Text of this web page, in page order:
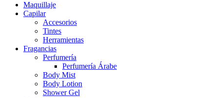
Maquillaje
Capilar
Accesorios
Tintes
Herramientas
Fragancias
Perfumería
Perfumería Árabe
Body Mist
Body Lotion
Shower Gel